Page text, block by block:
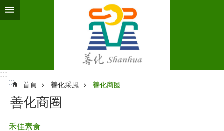
跳到主要內容區塊
:::
:::
首頁 善化采風 善化商圈
善化商圈
禾佳素食